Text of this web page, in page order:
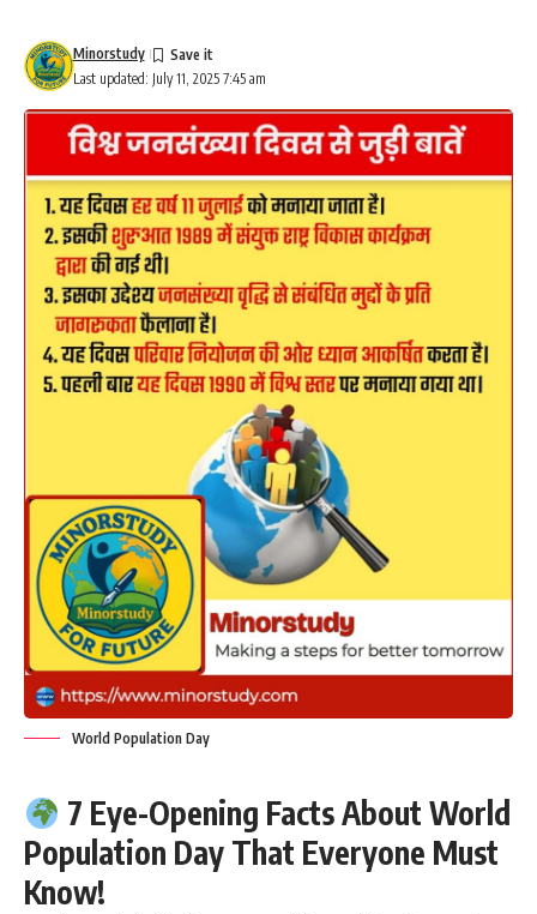
Last updated: July 11, 2025 7:45 am
Minorstudy
World Population Day
7 Eye-Opening Facts About World
Population Day That Everyone Must
Know!